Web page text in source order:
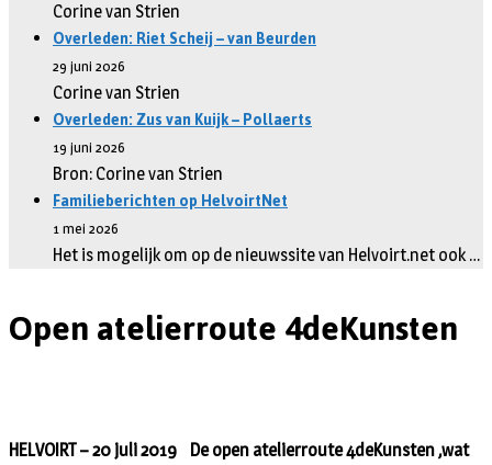
Corine van Strien
Overleden: Riet Scheij – van Beurden
29 juni 2026
Corine van Strien
Overleden: Zus van Kuijk – Pollaerts
19 juni 2026
Bron: Corine van Strien
Familieberichten op HelvoirtNet
1 mei 2026
Het is mogelijk om op de nieuwssite van Helvoirt.net ook …
Open atelierroute 4deKunsten
HELVOIRT – 20 juli 2019 De open atelierroute 4deKunsten ,wat